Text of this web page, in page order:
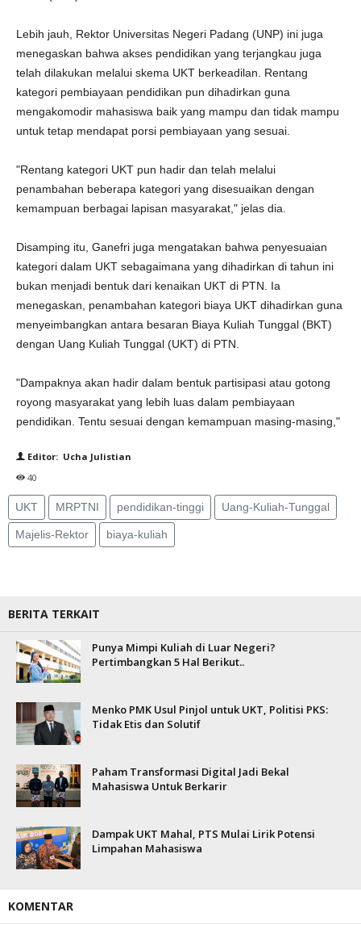
Lebih jauh, Rektor Universitas Negeri Padang (UNP) ini juga
menegaskan bahwa akses pendidikan yang terjangkau juga
telah dilakukan melalui skema UKT berkeadilan. Rentang
kategori pembiayaan pendidikan pun dihadirkan guna
mengakomodir mahasiswa baik yang mampu dan tidak mampu
untuk tetap mendapat porsi pembiayaan yang sesuai.
"Rentang kategori UKT pun hadir dan telah melalui
penambahan beberapa kategori yang disesuaikan dengan
kemampuan berbagai lapisan masyarakat," jelas dia.
Disamping itu, Ganefri juga mengatakan bahwa penyesuaian
kategori dalam UKT sebagaimana yang dihadirkan di tahun ini
bukan menjadi bentuk dari kenaikan UKT di PTN. Ia
menegaskan, penambahan kategori biaya UKT dihadirkan guna
menyeimbangkan antara besaran Biaya Kuliah Tunggal (BKT)
dengan Uang Kuliah Tunggal (UKT) di PTN.
"Dampaknya akan hadir dalam bentuk partisipasi atau gotong
royong masyarakat yang lebih luas dalam pembiayaan
pendidikan. Tentu sesuai dengan kemampuan masing-masing,"
Editor: Ucha Julistian
40
UKT MRPTNI pendidikan-tinggi Uang-Kuliah-Tunggal
Majelis-Rektor biaya-kuliah
BERITA TERKAIT
Punya Mimpi Kuliah di Luar Negeri?
Pertimbangkan 5 Hal Berikut..
Menko PMK Usul Pinjol untuk UKT, Politisi PKS:
Tidak Etis dan Solutif
Paham Transformasi Digital Jadi Bekal
Mahasiswa Untuk Berkarir
Dampak UKT Mahal, PTS Mulai Lirik Potensi
Limpahan Mahasiswa
KOMENTAR